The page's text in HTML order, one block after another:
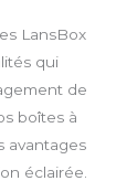
LansBox
qui
de
boîtes à
avantages
éclairée.